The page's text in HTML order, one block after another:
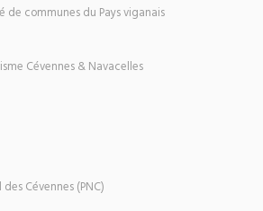
de communes du Pays viganais
Cévennes & Navacelles
Cévennes (PNC)